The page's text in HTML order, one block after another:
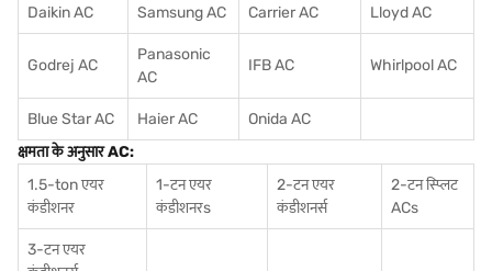
Daikin AC Samsung AC Carrier AC Lloyd AC
Godrej AC
Panasonic
AC
IFB AC Whirlpool AC
Blue Star AC Haier AC
Onida AC
क्षमता के अनुसार AC:
1.5-ton एयर
कंडीशनर
1-टन एयर
कंडीशनरs
2-टन एयर
कंडीशनर्स
2-टन स्प्लिट
ACs
3-टन एयर